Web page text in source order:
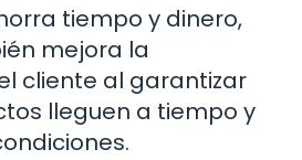
tiempo y dinero,
mejora la
cliente al garantizar
lleguen a tiempo y